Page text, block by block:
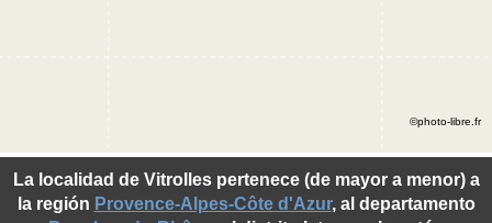
La localidad de Vitrolles pertenece (de mayor a menor) a
la región Provence-Alpes-Côte d'Azur, al departamento
©photo-libre.fr